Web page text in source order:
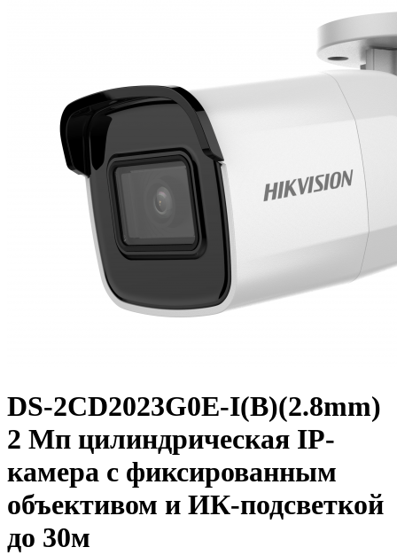
DS-2CD2023G0E-I(B)(2.8mm)
2 Мп цилиндрическая IP-
камера с фиксированным
объективом и ИК-подсветкой
до 30м